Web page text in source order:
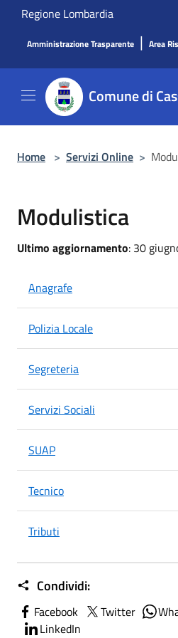
Salta al contenuto principale
Regione Lombardia
Amministrazione Trasparente | Area
Comune di
Home > Servizi Online >
Modulistica
Ultimo aggiornamento: 30
Anagrafe
Polizia Locale
Segreteria
Servizi Sociali
SUAP
Tecnico
Tributi
Condividi:
Facebook Twitter
LinkedIn